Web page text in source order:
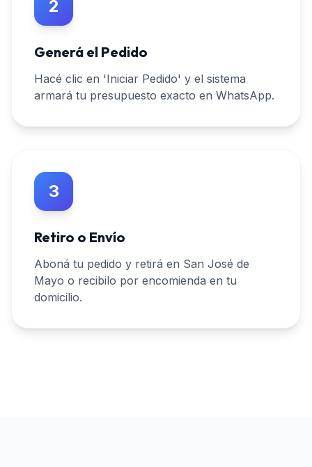
2
Generá el Pedido
Hacé clic en 'Iniciar Pedido' y el sistema
armará tu presupuesto exacto en WhatsApp.
3
Retiro o Envío
Aboná tu pedido y retirá en San José de
Mayo o recibilo por encomienda en tu
domicilio.